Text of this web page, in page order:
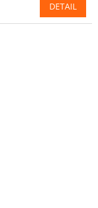
DETAIL